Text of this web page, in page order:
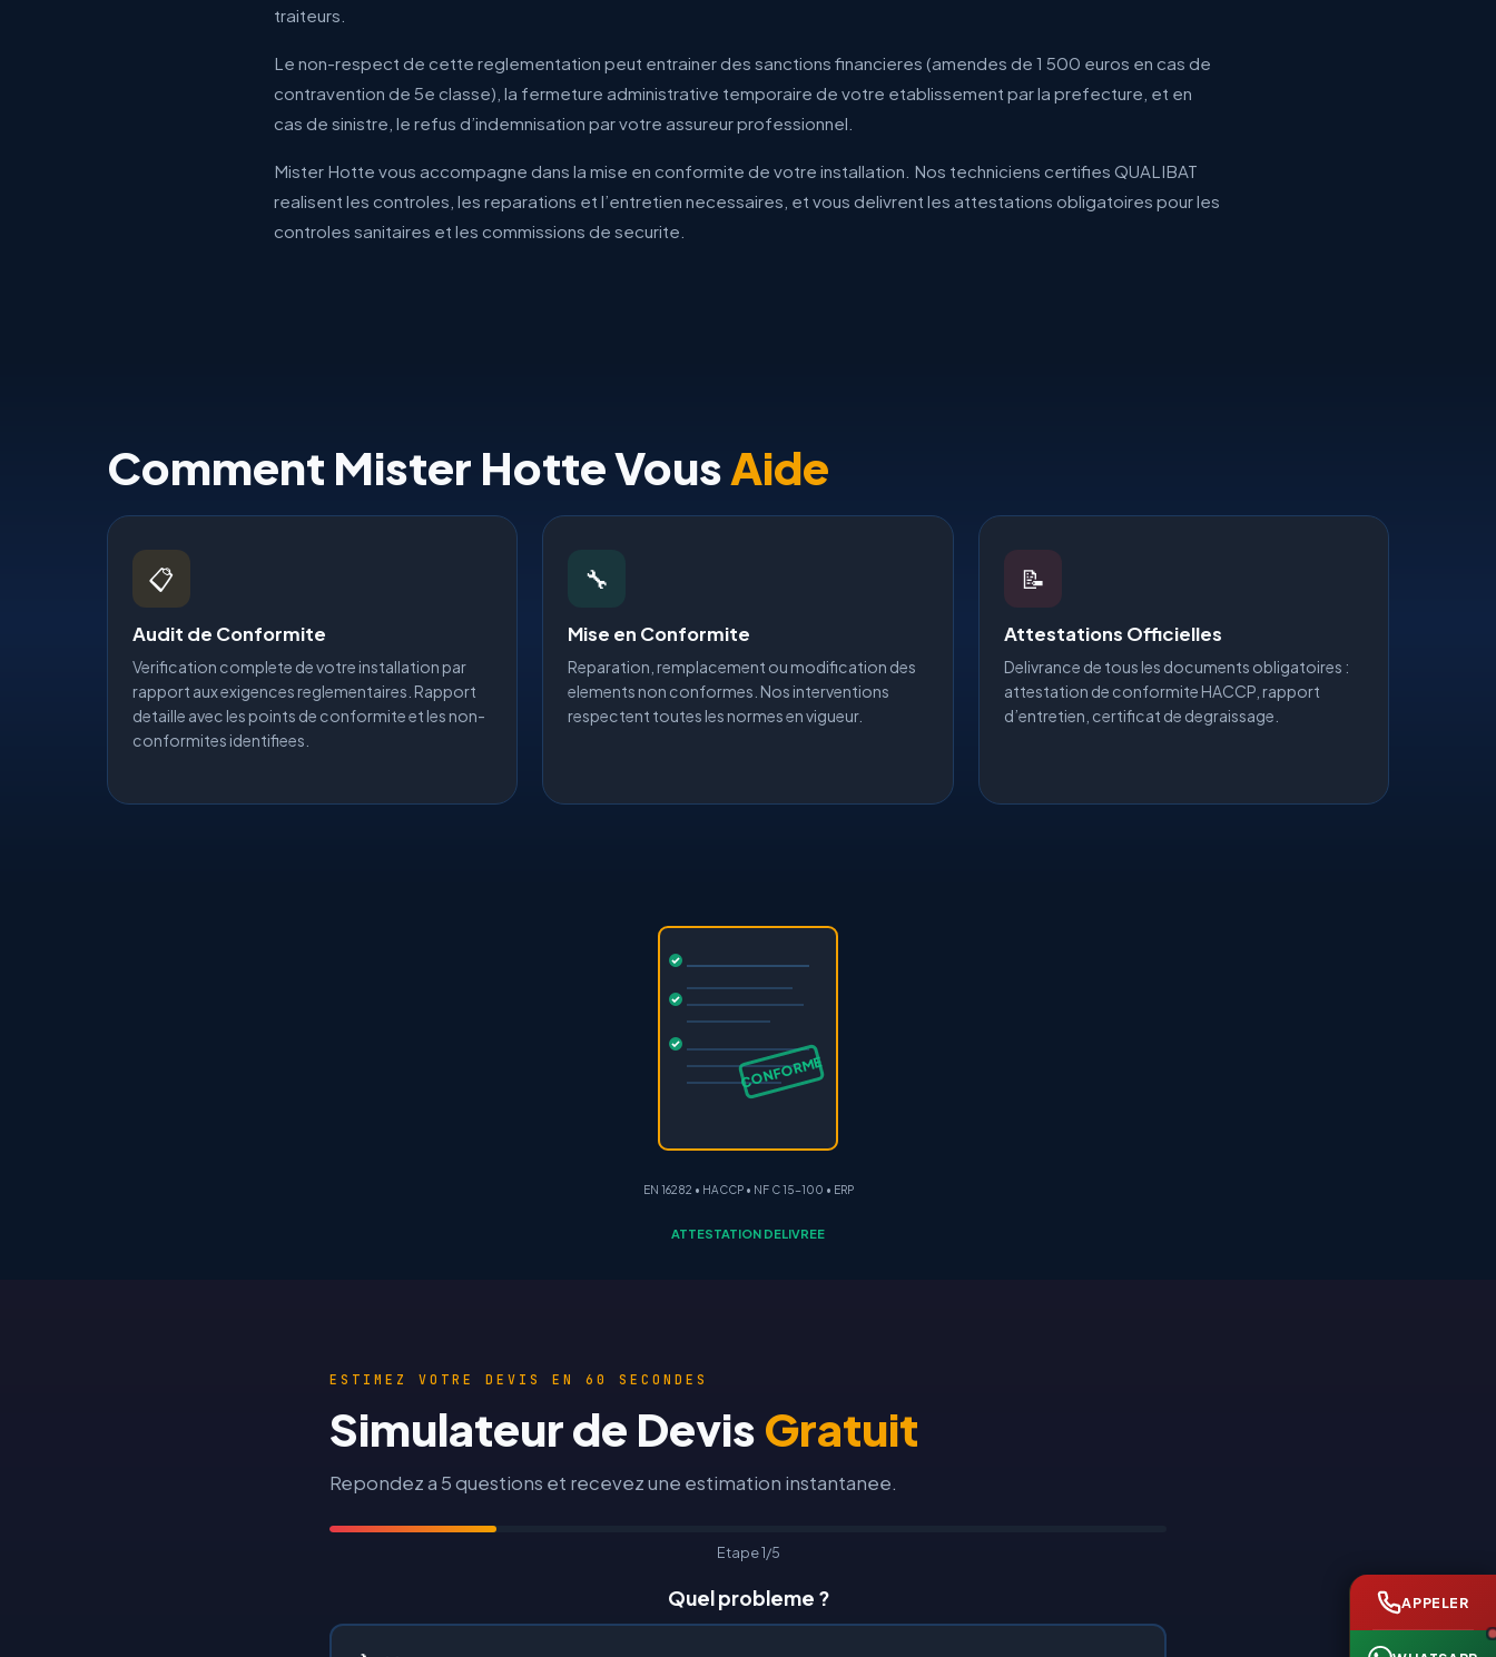
traiteurs.
Le non-respect de cette reglementation peut entrainer des sanctions financieres (amendes de 1 500 euros en cas de
contravention de 5e classe), la fermeture administrative temporaire de votre etablissement par la prefecture, et en
cas de sinistre, le refus d’indemnisation par votre assureur professionnel.
Mister Hotte vous accompagne dans la mise en conformite de votre installation. Nos techniciens certifies QUALIBAT
realisent les controles, les reparations et l’entretien necessaires, et vous delivrent les attestations obligatoires pour les
controles sanitaires et les commissions de securite.
Comment Mister Hotte VousAide
📋
Audit de Conformite
Verification complete de votre installation par
rapport aux exigences reglementaires. Rapport
detaille avec les points de conformite et les non-
conformites identifiees.
🔧
Mise en Conformite
Reparation, remplacement ou modification des
elements non conformes. Nos interventions
respectent toutes les normes en vigueur.
📝
Attestations Officielles
Delivrance de tous les documents obligatoires :
attestation de conformite HACCP, rapport
d’entretien, certificat de degraissage.
CONFORME
EN 16282 • HACCP • NF C 15-100 • ERP
ATTESTATION DELIVREE
ESTIMEZ VOTRE DEVIS EN 60 SECONDES
Simulateur de DevisGratuit
Repondez a 5 questions et recevez une estimation instantanee.
Etape 1/5
Quel probleme ? APPELER